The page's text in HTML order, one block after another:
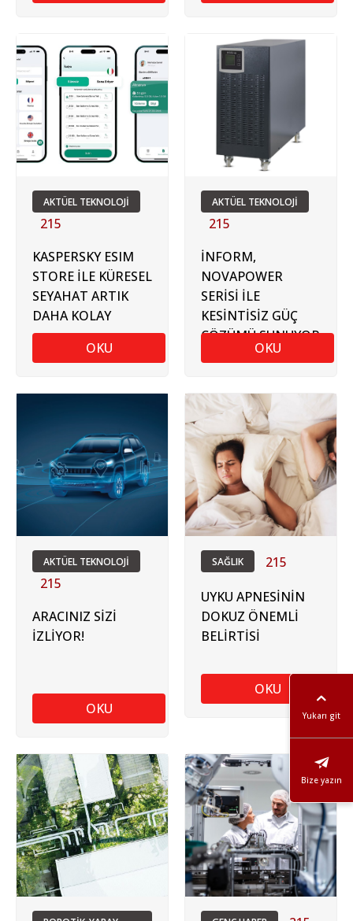
AKTÜEL TEKNOLOJİ
215
KASPERSKY ESIM
STORE İLE KÜRESEL
SEYAHAT ARTIK
DAHA KOLAY
OKU
AKTÜEL TEKNOLOJİ
215
İNFORM,
NOVAPOWER
SERİSİ İLE
KESİNTİSİZ GÜÇ
ÇÖZÜMÜ SUNUYOR
OKU
AKTÜEL TEKNOLOJİ
215
ARACINIZ SİZİ
İZLİYOR!
OKU
SAĞLIK 215
UYKU APNESİNİN
DOKUZ ÖNEMLİ
BELİRTİSİ
OKU
Yukarı git
Bize yazın